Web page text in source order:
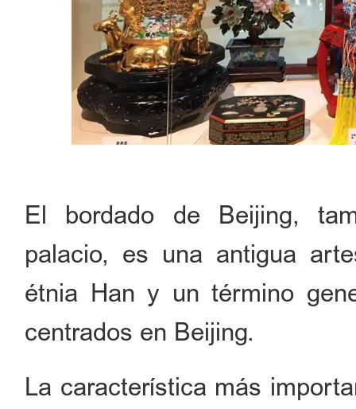
El bordado de Beijing,
palacio, es una antigua
étnia Han y un término
centrados en Beijing.
La característica más